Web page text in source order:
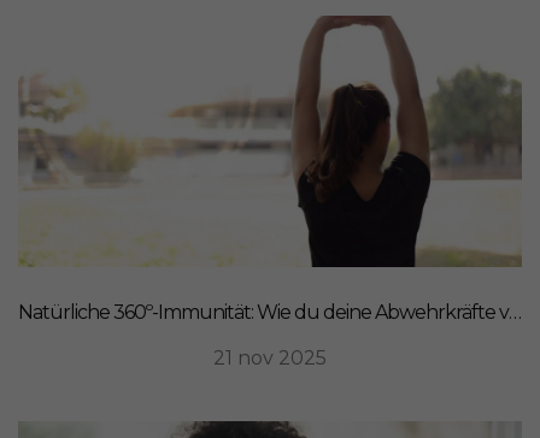
Natürliche 360º-Immunität: Wie du deine Abwehrkräfte von innen stärkst
21 nov 2025